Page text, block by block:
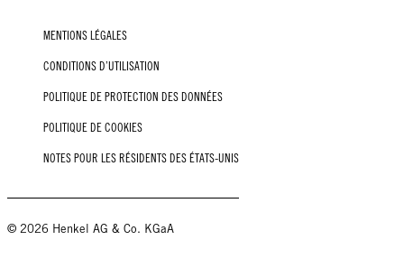
MENTIONS LÉGALES
CONDITIONS D’UTILISATION
POLITIQUE DE PROTECTION DES DONNÉES
POLITIQUE DE COOKIES
NOTES POUR LES RÉSIDENTS DES ÉTATS-UNIS
© 2026 Henkel AG & Co. KGaA